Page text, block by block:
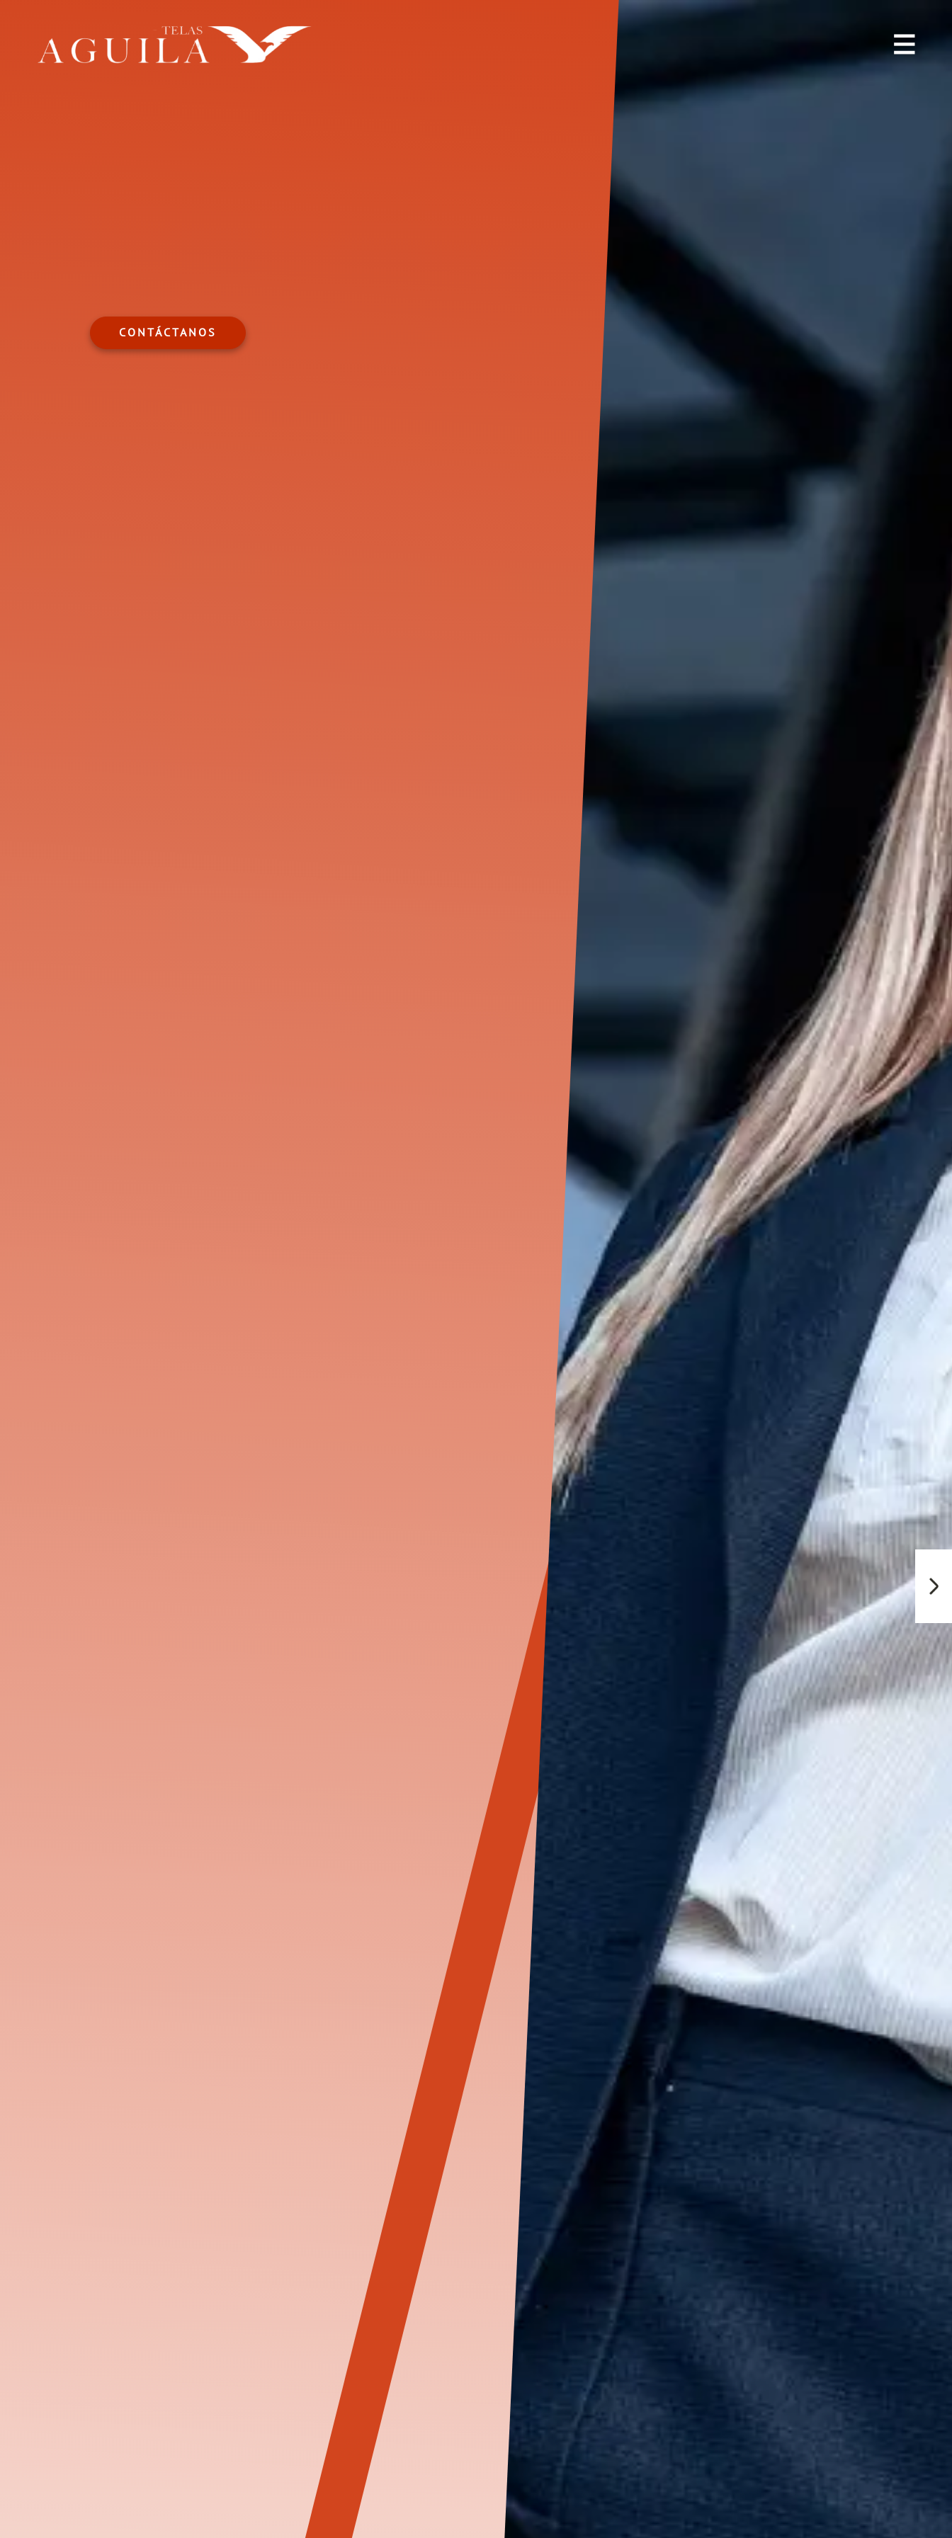
CONTÁCTANOS